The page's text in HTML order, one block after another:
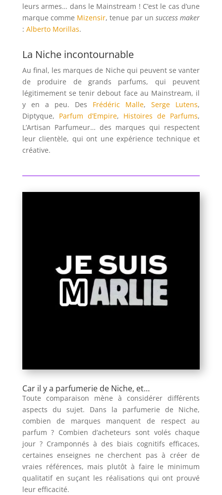
leurs armes… dans le Mainstream ! C’est le cas d’une
marque comme Mizensir, tenue par un success maker
: Alberto Morillas.
La Niche incontournable
Au final, les marques de Niche qui peuvent se vanter
de produire de grands parfums, qui peuvent
légitimement se tenir debout face au Mainstream, il
y en a peu. Des Frédéric Malle,Serge Lutens,
Diptyque, Parfum d’Empire, Histoires de Parfums,
L’Artisan Parfumeur… des marques qui respectent
leur clientèle, qui ont une expérience technique et
créative.
Car il y a parfumerie de Niche, et…
Toute comparaison mène à considérer différents
aspects du sujet. Dans la parfumerie de Niche,
combien de marques manquent de respect au
parfum ? Combien d’acheteurs sont volés chaque
jour ? Cramponnés à des biais cognitifs efficaces,
certaines enseignes ne cherchent pas à créer de
vraies références, mais plutôt à faire le minimum
qualitatif en suçant les réalisations qui ont prouvé
leur efficacité.